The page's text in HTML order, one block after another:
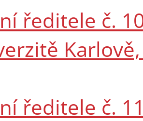
ředitele č.
ředitele č.